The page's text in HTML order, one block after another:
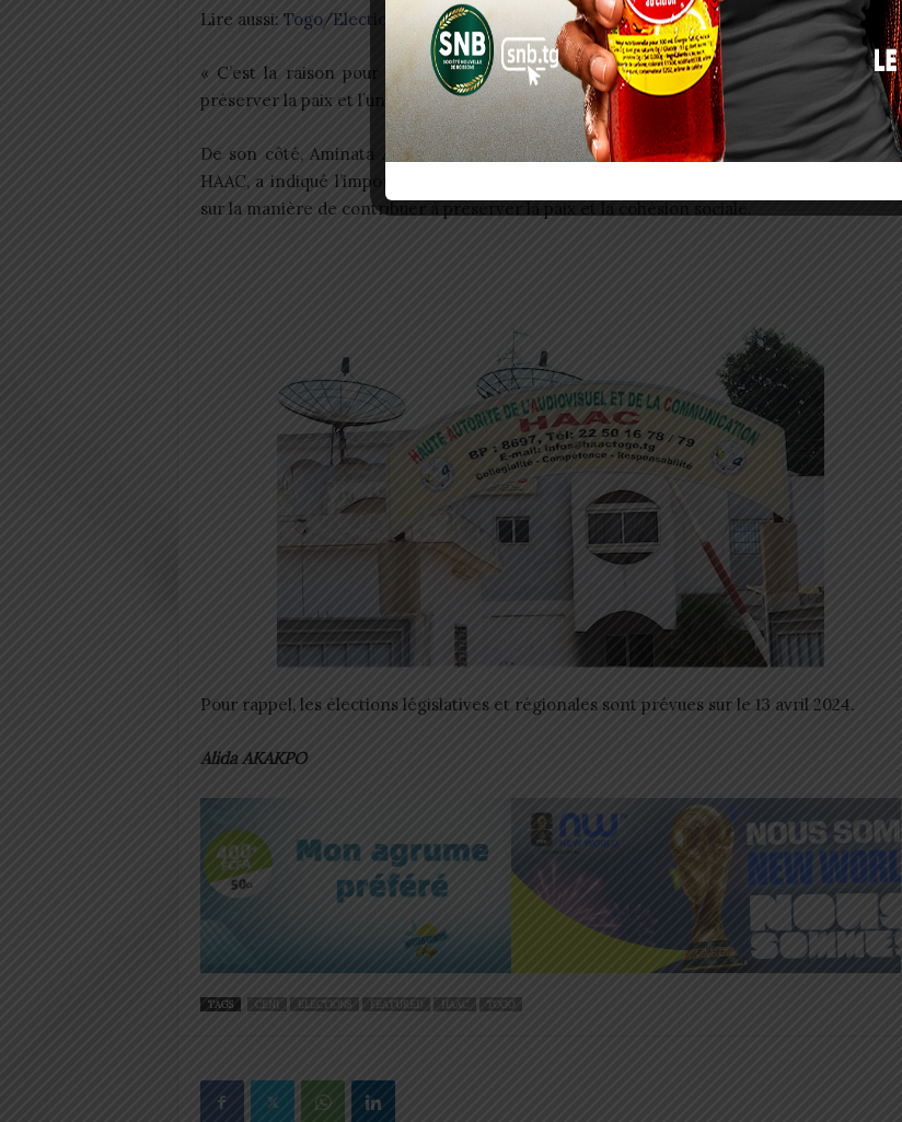
Lire aussi: Togo/Elections : la HAAC adopte les textes règlementaires
« C’est la raison pour laquelle les médias doivent jouer un rôle très primordial pour
préserver la paix et l’unité nationales en cette période sensible », a-t-il précisé.
De son côté, Aminata Adrou, présidente du comité Télévision, Cinéma et vidéos de la
HAAC, a indiqué l’importance de sensibiliser la population sur le processus électoral et
sur la manière de contribuer à préserver la paix et la cohésion sociale.
Pour rappel, les élections législatives et régionales sont prévues sur le 13 avril 2024.
Alida AKAKPO
TAGS CENI ELECTIONS FEATURED HAAC TOGO